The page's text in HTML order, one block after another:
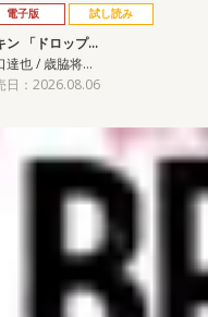
電子版 試し読み
ン 「ドロップ…
達也 / 歳脇将…
日：2026.08.06